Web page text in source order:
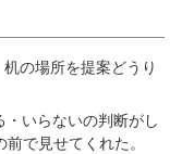
の場所を提案どうり
いらないの判断がし
で見せてくれた。